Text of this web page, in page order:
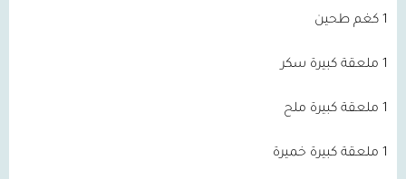
1 كغم طحين
1 ملعقة كبيرة سكر
1 ملعقة كبيرة ملح
1 ملعقة كبيرة خميرة